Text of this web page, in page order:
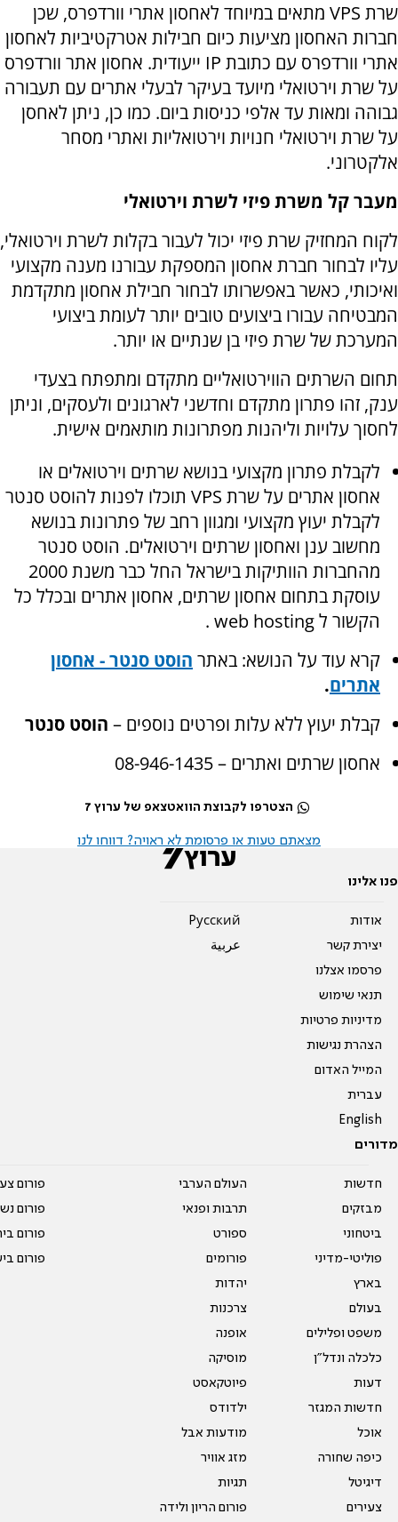
שרת VPS מתאים במיוחד לאחסון אתרי וורדפרס, שכן
חברות האחסון מציעות כיום חבילות אטרקטיביות לאחסון
אתרי וורדפרס עם כתובת IP ייעודית. אחסון אתר וורדפרס
על שרת וירטואלי מיועד בעיקר לבעלי אתרים עם תעבורה
גבוהה ומאות עד אלפי כניסות ביום. כמו כן, ניתן לאחסן
על שרת וירטואלי חנויות וירטואליות ואתרי מסחר
אלקטרוני.
מעבר קל משרת פיזי לשרת וירטואלי
לקוח המחזיק שרת פיזי יכול לעבור בקלות לשרת וירטואלי,
עליו לבחור חברת אחסון המספקת עבורנו מענה מקצועי
ואיכותי, כאשר באפשרותו לבחור חבילת אחסון מתקדמת
המבטיחה עבורו ביצועים טובים יותר לעומת ביצועי
המערכת של שרת פיזי בן שנתיים או יותר.
תחום השרתים הווירטואליים מתקדם ומתפתח בצעדי
ענק, זהו פתרון מתקדם וחדשני לארגונים ולעסקים, וניתן
לחסוך עלויות וליהנות מפתרונות מותאמים אישית.
לקבלת פתרון מקצועי בנושא שרתים וירטואלים או
אחסון אתרים על שרת VPS תוכלו לפנות להוסט סנטר
לקבלת יעוץ מקצועי ומגוון רחב של פתרונות בנושא
מחשוב ענן ואחסון שרתים וירטואלים. הוסט סנטר
מהחברות הוותיקות בישראל החל כבר משנת 2000
עוסקת בתחום אחסון שרתים, אחסון אתרים ובכלל כל
הקשור לweb hosting
.
קרא עוד על הנושא: באתר הוסט סנטר - אחסון
אתרים.
קבלת יעוץ ללא עלות ופרטים נוספים – הוסט סנטר
אחסון שרתים ואתרים – 08-946-1435
הצטרפו לקבוצת הוואטצאפ של ערוץ 7
מצאתם טעות או פרסומת לא ראויה? דווחו לנו
פנו אלינו
אודות
יצירת קשר
פרסמו אצלנו
תנאי שימוש
מדיניות פרטיות
הצהרת נגישות
המייל האדום
עברית
English
Pусский
عربية
מדורים
חדשות
מבזקים
ביטחוני
פוליטי-מדיני
בארץ
בעולם
משפט ופלילים
כלכלה ונדל"ן
דעות
חדשות המגזר
אוכל
כיפה שחורה
דיגיטל
צעירים
העולם הערבי
תרבות ופנאי
ספורט
פורומים
יהדות
צרכנות
אופנה
מוסיקה
פיוטקאסט
ילדודס
מודעות אבל
מזג אוויר
תגיות
פורום הריון ולידה
פורום
פורום
פורום
פורום